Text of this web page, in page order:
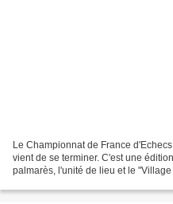
Le Championnat de France
vient de se terminer. C'est une
palmarès, l'unité de lieu et le